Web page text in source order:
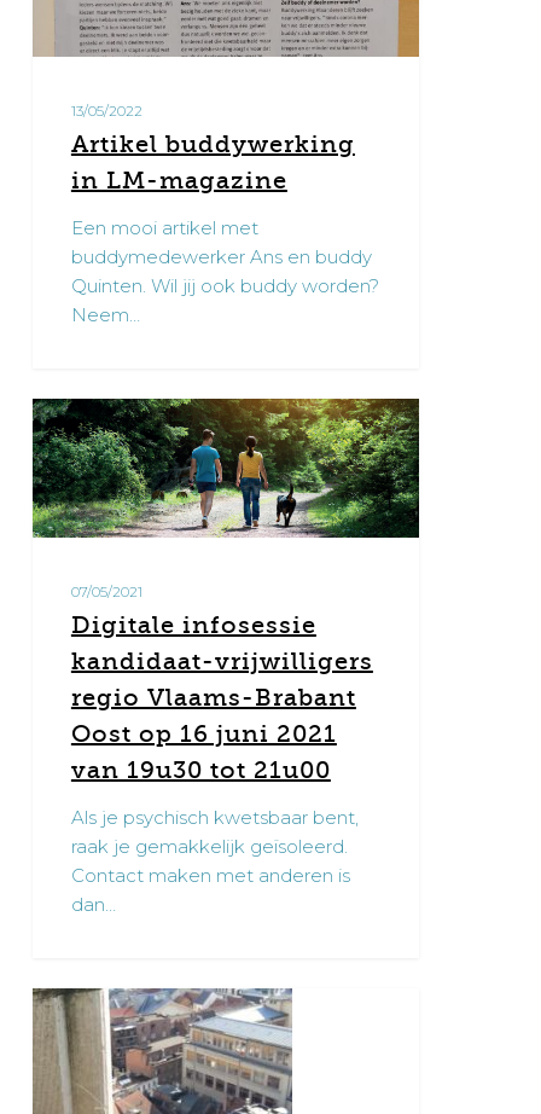
13/05/2022
Artikel buddywerking
in LM-magazine
Een mooi artikel met
buddymedewerker Ans en buddy
Quinten. Wil jij ook buddy worden?
Neem…
Digitale
infosessie
kandidaat-
vrijwilligers
regio
Brabant
Oost
19u30
21u00
07/05/2021
Digitale infosessie
kandidaat-vrijwilligers
regio Vlaams-Brabant
Oost op 16 juni 2021
van 19u30 tot 21u00
Als je psychisch kwetsbaar bent,
raak je gemakkelijk geïsoleerd.
Contact maken met anderen is
dan…
0
Interview
Zorgwijzer
met
buddy
0